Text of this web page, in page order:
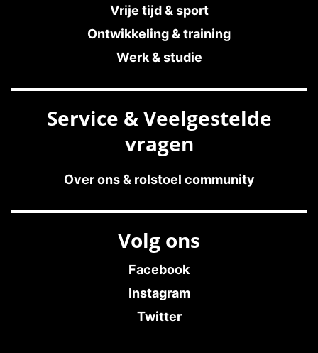
Vrije tijd & sport
Ontwikkeling & training
Werk & studie
Service & Veelgestelde
vragen
Over ons & rolstoel community
Volg ons
Facebook
Instagram
Twitter